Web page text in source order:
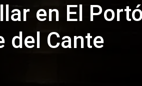
en El
del Cante